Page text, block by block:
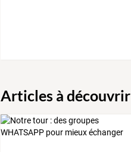
Articles à découvrir